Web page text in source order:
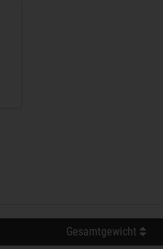
Gesamtgewicht